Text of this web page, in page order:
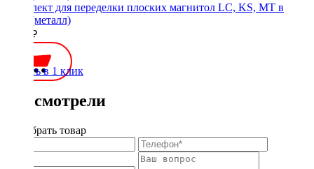
Комплект для переделки плоских магнитол LC, KS, MT в
1Din (металл)
1900 ₽
Купить в 1 клик
Вы смотрели
Подобрать товар